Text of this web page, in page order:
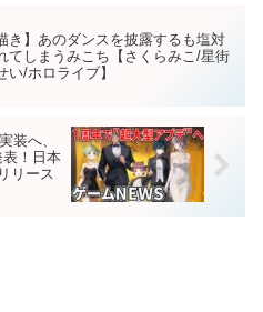
き】あのダンスを披露するも塩対
てしまうみこち【さくらみこ/星街
い/ホロライブ】
装へ、
！日本
リース